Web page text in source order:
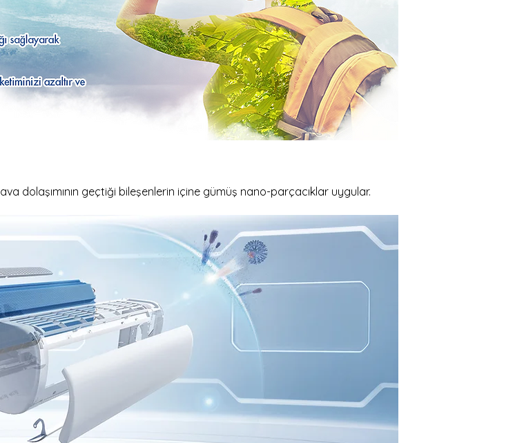
dolaşımının geçtiği bileşenlerin içine gümüş nano-parçacıklar uygular.